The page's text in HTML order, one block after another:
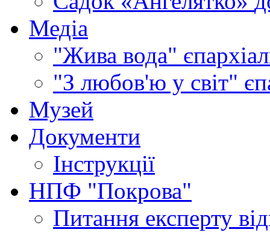
Медіа
"Жива вода"
"З любов'ю у світ"
Музей
Документи
Інструкції
НПФ "Покрова"
Питання експерту